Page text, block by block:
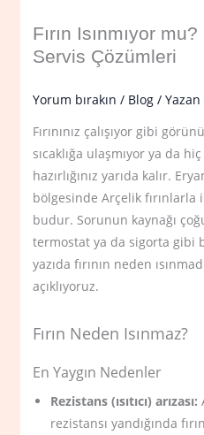
Fırın Isınmıyor
Servis Çözümleri
Yorum bırakın / Blog / Yazan
Fırınınız çalışıyor gibi
sıcaklığa ulaşmıyor ya da
hazırlığınız yarıda kalır.
bölgesinde Arçelik fırınlarla
budur. Sorunun kaynağı
termostat ya da sigorta gibi
yazıda fırının neden
açıklıyoruz.
Fırın Neden Isınmaz?
En Yaygın Nedenler
Rezistans (ısıtıcı) arızası:
rezistansı yandığında